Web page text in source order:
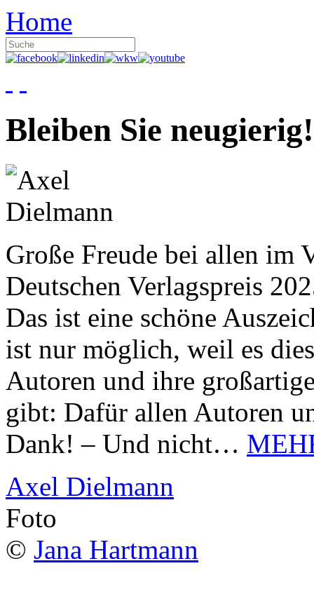
Home
Bleiben Sie neugierig!
Große Freude bei allen im
Deutschen Verlagspreis
Das ist eine schöne
ist nur möglich, weil es
Autoren und ihre
gibt: Dafür allen Autoren
Dank! – Und nicht…
Axel Dielmann
Foto
© Jana Hartmann